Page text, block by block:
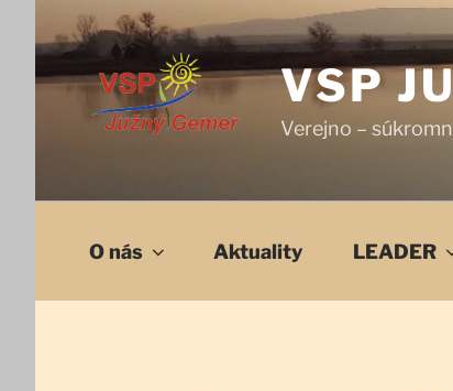
Prejsť
na
VSP
Verejno –
O nás Aktuality LEADER